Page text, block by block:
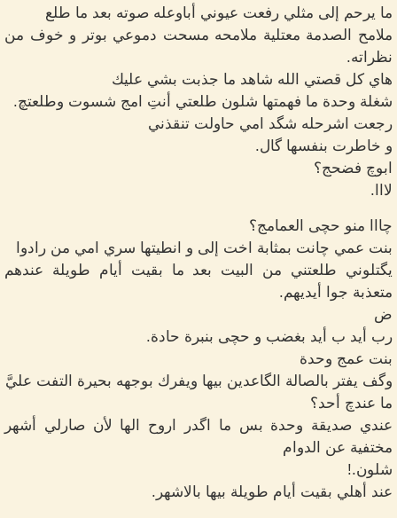
ما يرحم إلى مثلي رفعت عيوني أباوعله صوته بعد ما طلع
ملامح الصدمة معتلية ملامحه مسحت دموعي بوتر و خوف من
نظراته.
هاي كل قصتي الله شاهد ما جذبت بشي عليك
شغلة وحدة ما فهمتها شلون طلعتي أنتِ امج شسوت وطلعتچ.
رجعت اشرحله شگد امي حاولت تنقذني
و خاطرت بنفسها گال.
ابوچ فضحج؟
لااا.
چااا منو حچى العمامج؟
بنت عمي چانت بمثابة اخت إلى و انطيتها سري امي من رادوا
يگتلوني طلعتني من البيت بعد ما بقيت أيام طويلة عندهم
متعذبة جوا أيديهم.
ض
رب أيد ب أيد بغضب و حچى بنبرة حادة.
بنت عمج وحدة
وگف يفتر بالصالة الگاعدين بيها ويفرك بوجهه بحيرة التفت عليَّ
ما عندچ أحد؟
عندي صديقة وحدة بس ما اگدر اروح الها لأن صارلي أشهر
مختفية عن الدوام
شلون.!
عند أهلي بقيت أيام طويلة بيها بالاشهر.